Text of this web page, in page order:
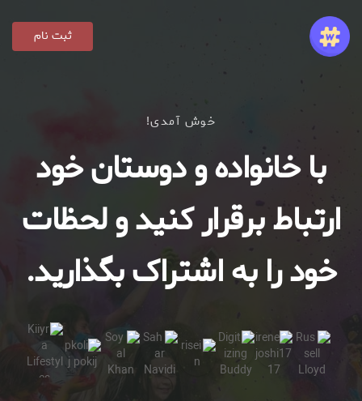
ثبت نام
خوش آمدی!
با خانواده و دوستان خود
ارتباط برقرار کنید و لحظات
خود را به اشتراک بگذارید.